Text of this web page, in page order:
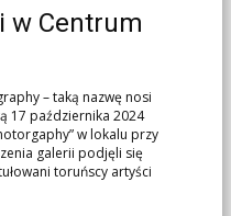
w Centrum
– taką nazwę nosi
17 października 2024
w lokalu przy
galerii podjęli się
toruńscy artyści